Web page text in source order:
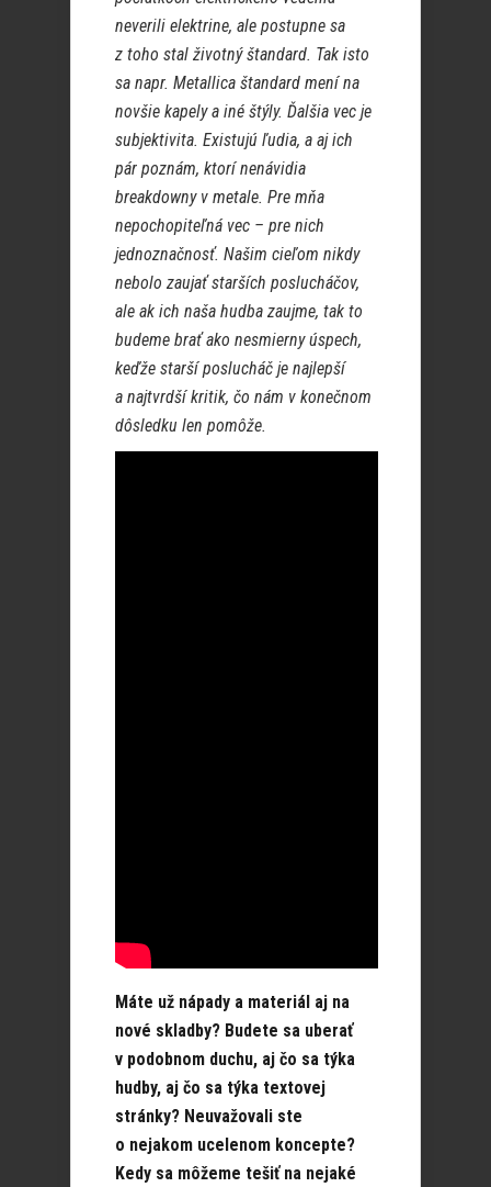
neverili elektrine, ale postupne sa
z toho stal životný štandard. Tak isto
sa napr. Metallica štandard mení na
novšie kapely a iné štýly. Ďalšia vec je
subjektivita. Existujú ľudia, a aj ich
pár poznám, ktorí nenávidia
breakdowny v metale. Pre mňa
nepochopiteľná vec – pre nich
jednoznačnosť. Našim cieľom nikdy
nebolo zaujať starších poslucháčov,
ale ak ich naša hudba zaujme, tak to
budeme brať ako nesmierny úspech,
keďže starší poslucháč je najlepší
a najtvrdší kritik, čo nám v konečnom
dôsledku len pomôže.
Máte už nápady a materiál aj na
nové skladby? Budete sa uberať
v podobnom duchu, aj čo sa týka
hudby, aj čo sa týka textovej
stránky? Neuvažovali ste
o nejakom ucelenom koncepte?
Kedy sa môžeme tešiť na nejaké